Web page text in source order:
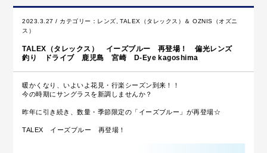
2023.3.27 / カテゴリー： レンズ ,TALEX（タレックス）＆ OZNIS（オズニ
ス）
TALEX（タレックス） イーズブルー 再登場！ 偏光レンズ
釣り ドライブ 鹿児島 宮崎 D-Eye kagoshima
暖かくなり
、いよいよ花見・行楽シーズン到来！！
今の時期にサングラスを新調しませんか？
昨年に引き続き、数量・季節限定の「イーズブルー」が再登場☆
TALEX イーズブルー 再登場！